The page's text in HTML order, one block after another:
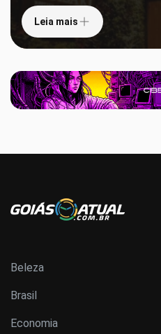
Leia mais
Beleza
Brasil
Economia